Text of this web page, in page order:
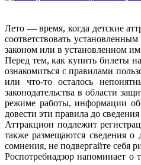
Лето — время, когда детские
соответствовать
законом или в установленном
Перед тем, как купить билеты
ознакомиться с правилами
или что-то осталось
законодательства в области
режиме работы, информации об
довести эти правила до
Аттракцион подлежит
также размещаются сведения
сомнения, не подвергайте себя
Роспотребнадзор напоминает о